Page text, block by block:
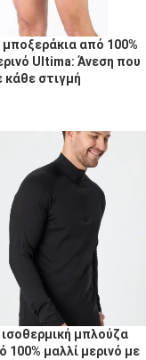
μποξεράκια από 100%
Ultima: Άνεση που
κάθε στιγμή
ισοθερμική μπλούζα
100% μαλλί μερινό με